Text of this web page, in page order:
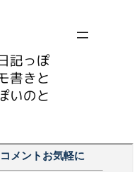
記っぽ
書きと
いのと